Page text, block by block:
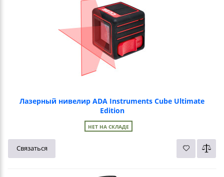
Лазерный нивелир ADA Instruments Cube Ultimate
Edition
НЕТ НА СКЛАДЕ
Связаться